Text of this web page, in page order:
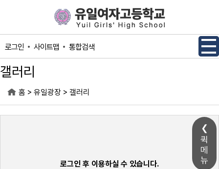
퀵
메
뉴
로그인 사이트맵 통합검색
갤러리
홈 > 유일광장 > 갤러리
로그인 후 이용하실 수 있습니다.